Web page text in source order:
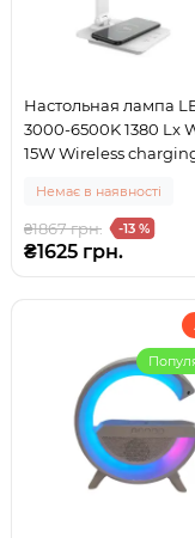
Настольная лампа
3000-6500K 1380 Lx
15W Wireless
Немає в наявності
₴1867 грн. -13 %
₴1625 грн.